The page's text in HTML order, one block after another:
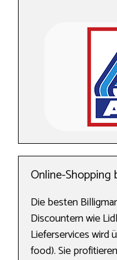
Online-Shopping
Die besten
Discountern wie
Lieferservices wird
food). Sie